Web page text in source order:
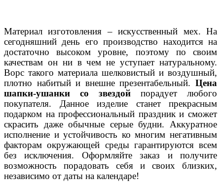
Материал изготовления – искусственный мех. На
сегодняшний день его производство находится на
достаточно высоком уровне, поэтому по своим
качествам он ни в чем не уступает натуральному.
Ворс такого материала шелковистый и воздушный,
плотно набитый и внешне презентабельный. Цена
шапки-ушанки со звездой порадует любого
покупателя. Данное изделие станет прекрасным
подарком на профессиональный праздник и сможет
скрасить даже обычные серые будни. Аккуратное
исполнение и устойчивость ко многим негативным
факторам окружающей среды гарантируются всем
без исключения. Оформляйте заказ и получите
возможность порадовать себя и своих близких,
независимо от даты на календаре!